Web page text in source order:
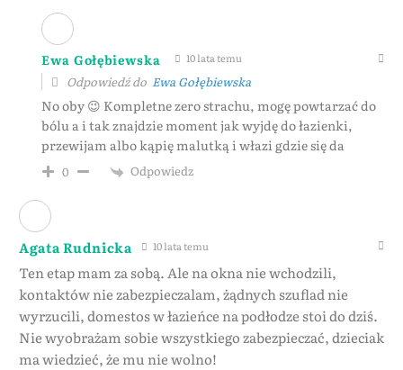
Ewa Gołębiewska 10 lata temu
Odpowiedź do Ewa Gołębiewska
No oby 😉 Kompletne zero strachu, mogę powtarzać do
bólu a i tak znajdzie moment jak wyjdę do łazienki,
przewijam albo kąpię malutką i włazi gdzie się da
0 Odpowiedz
Agata Rudnicka 10 lata temu
Ten etap mam za sobą. Ale na okna nie wchodzili,
kontaktów nie zabezpieczalam, żądnych szuflad nie
wyrzucili, domestos w łazieńce na podłodze stoi do dziś.
Nie wyobrażam sobie wszystkiego zabezpieczać, dzieciak
ma wiedzieć, że mu nie wolno!